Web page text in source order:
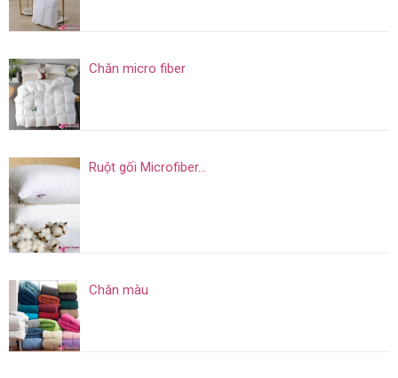
Chăn micro fiber
Ruột gối Microfiber...
Chăn màu